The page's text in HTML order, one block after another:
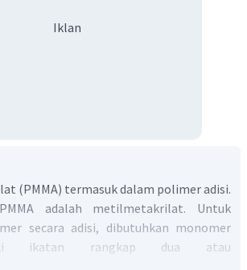
Iklan
(PMMA) termasuk dalam polimer adisi.
adalah metilmetakrilat. Untuk
secara adisi, dibutuhkan monomer
ikatan rangkap dua atau